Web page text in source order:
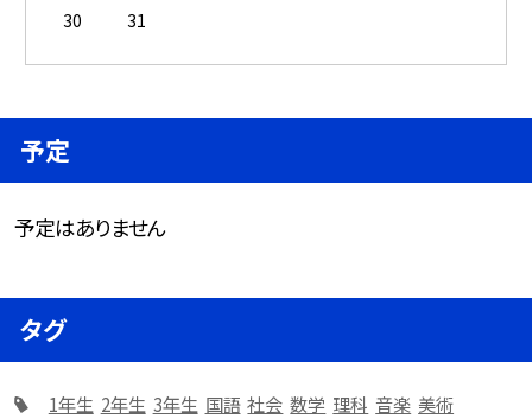
30
31
予定
予定はありません
タグ
1年生 2年生 3年生 国語 社会 数学 理科 音楽 美術